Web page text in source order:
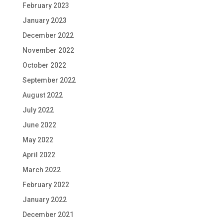
February 2023
January 2023
December 2022
November 2022
October 2022
September 2022
August 2022
July 2022
June 2022
May 2022
April 2022
March 2022
February 2022
January 2022
December 2021